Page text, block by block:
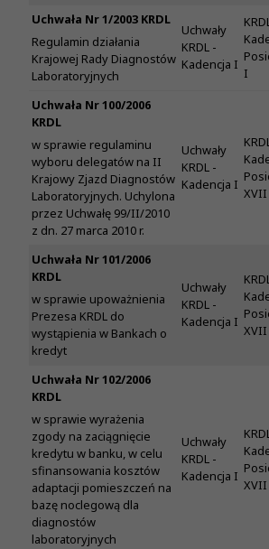
Uchwała Nr 1/2003 KRDL
Regulamin działania
Krajowej Rady Diagnostów
Laboratoryjnych
Uchwały
KRDL -
Kadencja I
I
Uchwała Nr 100/2006
KRDL
w sprawie regulaminu
wyboru delegatów na II
Krajowy Zjazd Diagnostów
Laboratoryjnych. Uchylona
przez Uchwałę 99/II/2010
z dn. 27 marca 2010 r.
Uchwały
KRDL -
Kadencja I
XVII
Uchwała Nr 101/2006
KRDL
w sprawie upoważnienia
Prezesa KRDL do
wystąpienia w Bankach o
kredyt
Uchwały
KRDL -
Kadencja I
XVII
Uchwała Nr 102/2006
KRDL
w sprawie wyrażenia
zgody na zaciągnięcie
kredytu w banku, w celu
sfinansowania kosztów
adaptacji pomieszczeń na
bazę noclegową dla
diagnostów
laboratoryjnych
Uchwały
KRDL -
Kadencja I
XVII